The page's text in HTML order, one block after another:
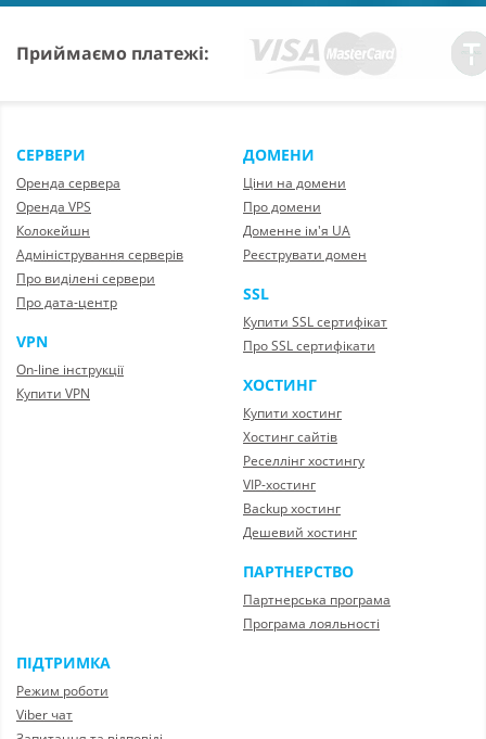
Приймаємо платежі:
СЕРВЕРИ
Оренда сервера
Оренда VPS
Колокейшн
Адміністрування серверів
Про виділені сервери
Про дата-центр
VPN
On-line інструкції
Купити VPN
ДОМЕНИ
Ціни на домени
Про домени
Доменне ім'я UA
Реєструвати домен
SSL
Купити SSL сертифікат
Про SSL сертифікати
ХОСТИНГ
Купити хостинг
Хостинг сайтів
Реселлінг хостингу
VIP-хостинг
Backup хостинг
Дешевий хостинг
ПАРТНЕРСТВО
Партнерська програма
Програма лояльності
ПІДТРИМКА
Режим роботи
Viber чат